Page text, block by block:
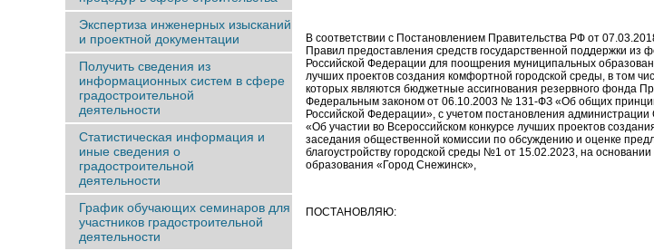
Экспертиза инженерных изысканий
и проектной документации
Получить сведения из
информационных систем в сфере
градостроительной
деятельности
Статистическая информация и
иные сведения о
градостроительной
деятельности
График обучающих семинаров для
участников градостроительной
деятельности
В соответствии с Постановлением Правительства РФ от
Правил предоставления средств государственной поддержки
Российской Федерации для поощрения муниципальных
лучших проектов создания комфортной городской среды, в том
которых являются бюджетные ассигнования резервного фонда
Федеральным законом от 06.10.2003 № 131-ФЗ «Об общих
Российской Федерации», с учетом постановления
«Об участии во Всероссийском конкурсе лучших проектов
заседания общественной комиссии по обсуждению и оценке
благоустройству городской среды №1 от 15.02.2023, на
образования «Город Снежинск»,
ПОСТАНОВЛЯЮ: